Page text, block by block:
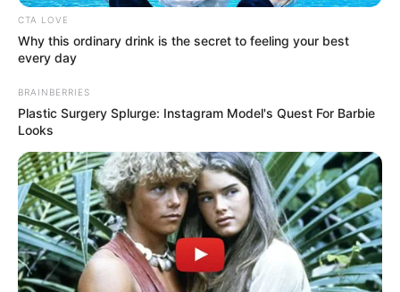
CTA LOVE
Why this ordinary drink is the secret to feeling your best
every day
BRAINBERRIES
Plastic Surgery Splurge: Instagram Model's Quest For Barbie
Looks